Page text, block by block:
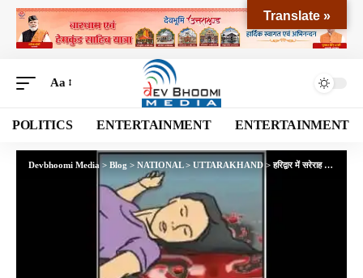
Aa
POLITICS ENTERTAINMENT ENTERTAINMENT
Devbhoomi Media > Blog > NATIONAL> UTTARAKHAND>हरिद्वार में सरेराह सनकी प्रेमी ने युवती को गला रेतकर उतारा मौत के घाट, इलाके फैली सनसनी
Translate »